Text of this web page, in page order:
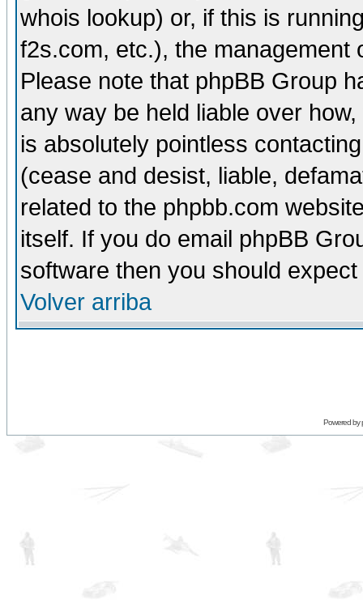
whois lookup) or, if this is
f2s.com, etc.), the management
Please note that phpBB Group
any way be held liable over
is absolutely pointless
(cease and desist, liable,
related to the phpbb.com
itself. If you do email phpBB
software then you should
Volver arriba
Powered by